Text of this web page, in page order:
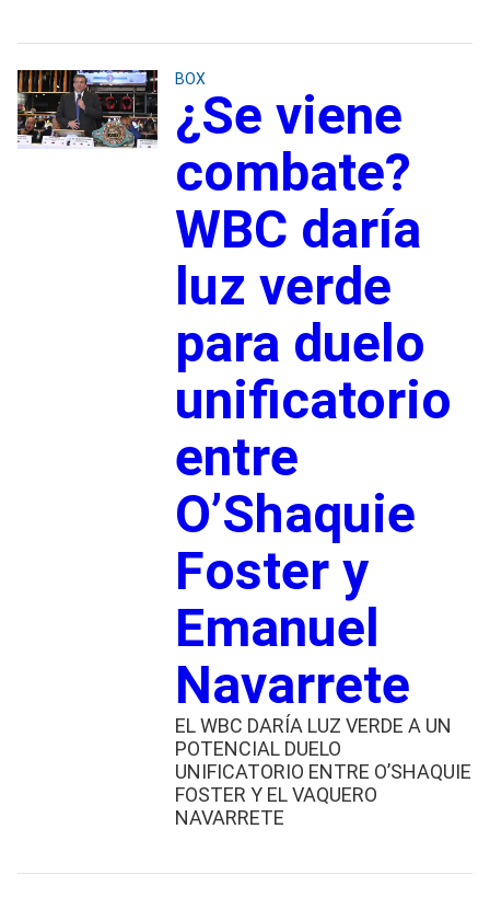
BOX
¿Se viene
combate?
WBC daría
luz verde
para duelo
unificatorio
entre
O’Shaquie
Foster y
Emanuel
Navarrete
EL WBC DARÍA LUZ VERDE A UN
POTENCIAL DUELO
UNIFICATORIO ENTRE O’SHAQUIE
FOSTER Y EL VAQUERO
NAVARRETE